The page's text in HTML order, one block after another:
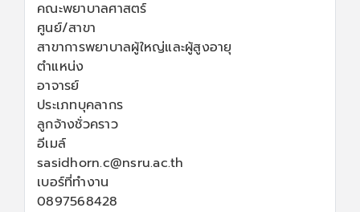
คณะพยาบาลศาสตร์
ศูนย์/สาขา
สาขาการพยาบาลผู้ใหญ่และผู้สูงอายุ
ตำแหน่ง
อาจารย์
ประเภทบุคลากร
ลูกจ้างชั่วคราว
อีเมล์
sasidhorn.c@nsru.ac.th
เบอร์ที่ทำงาน
0897568428